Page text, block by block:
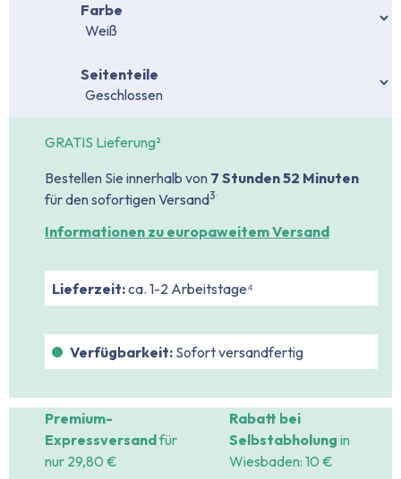
Farbe
Seitenteile
GRATIS Lieferung²
Bestellen Sie innerhalb von 7 Stunden52 Minuten
für den sofortigen Versand3
Informationen zu europaweitem Versand
Lieferzeit:ca. 1-2 Arbeitstage⁴
Verfügbarkeit:Sofort versandfertig
Premium-
Expressversandfür
nur 29,80 €
Rabatt bei
Selbstabholung in
Wiesbaden: 10 €